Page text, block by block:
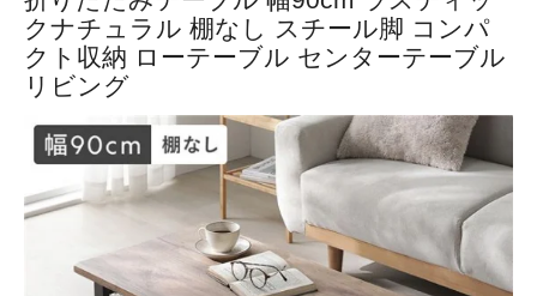
クナチュラル 棚なし スチール脚 コンパ
クト収納 ローテーブル センターテーブル
リビング